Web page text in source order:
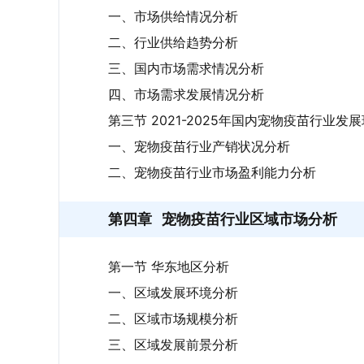
一、市场供给情况分析
二、行业供给趋势分析
三、国内市场需求情况分析
四、市场需求发展情况分析
第三节 2021-2025年国内宠物疫苗行业发
一、宠物疫苗行业产销状况分析
二、宠物疫苗行业市场盈利能力分析
第四章 宠物疫苗行业区域市场分析
第一节 华东地区分析
一、区域发展环境分析
二、区域市场规模分析
三、区域发展前景分析